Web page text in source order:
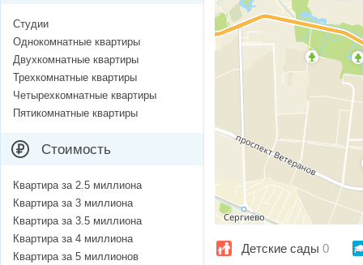
Детские сады 0
Студии
Однокомнатные квартиры
Двухкомнатные квартиры
Трехкомнатные квартиры
Четырехкомнатные квартиры
Пятикомнатные квартиры
Стоимость
Квартира за 2.5 миллиона
Квартира за 3 миллиона
Квартира за 3.5 миллиона
Квартира за 4 миллиона
Квартира за 5 миллионов